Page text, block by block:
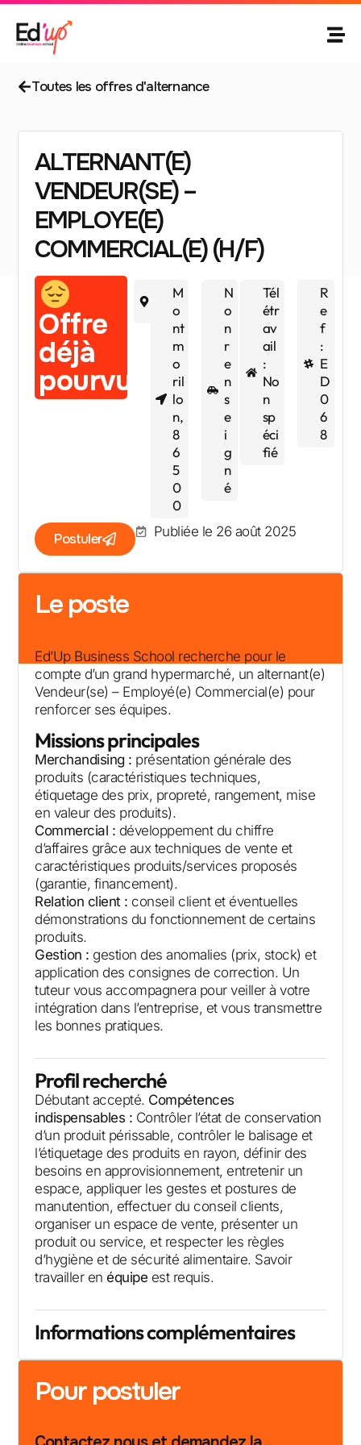
Toutes les offres d'alternance
ALTERNANT(E)
VENDEUR(SE) –
EMPLOYE(E)
COMMERCIAL(E) (H/F)
Offre
déjà
pourvue
M
o
nt
m
o
ril
lo
n,
8
6
5
0
0
N
o
n
r
e
n
s
e
i
g
n
é
Tél
étr
av
ail
:
No
n
sp
éci
fié
R
e
f
:
E
D
0
6
8
Postuler Publiée le 26 août 2025
Le poste
Ed’Up Business School recherche pour le
compte d’un grand hypermarché, un alternant(e)
Vendeur(se) – Employé(e) Commercial(e) pour
renforcer ses équipes.
Missions principales
Merchandising : présentation générale des
produits (caractéristiques techniques,
étiquetage des prix, propreté, rangement, mise
en valeur des produits).
Commercial : développement du chiffre
d’affaires grâce aux techniques de vente et
caractéristiques produits/services proposés
(garantie, financement).
Relation client : conseil client et éventuelles
démonstrations du fonctionnement de certains
produits.
Gestion : gestion des anomalies (prix, stock) et
application des consignes de correction. Un
tuteur vous accompagnera pour veiller à votre
intégration dans l’entreprise, et vous transmettre
les bonnes pratiques.
Profil recherché
Débutant accepté. Compétences
indispensables : Contrôler l’état de conservation
d’un produit périssable, contrôler le balisage et
l’étiquetage des produits en rayon, définir des
besoins en approvisionnement, entretenir un
espace, appliquer les gestes et postures de
manutention, effectuer du conseil clients,
organiser un espace de vente, présenter un
produit ou service, et respecter les règles
d’hygiène et de sécurité alimentaire. Savoir
travailler enéquipe est requis.
Informations complémentaires
Pour postuler